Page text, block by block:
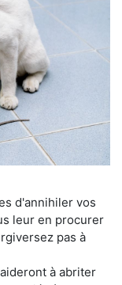
d'annihiler vos
leur en procurer
pas à
à abriter